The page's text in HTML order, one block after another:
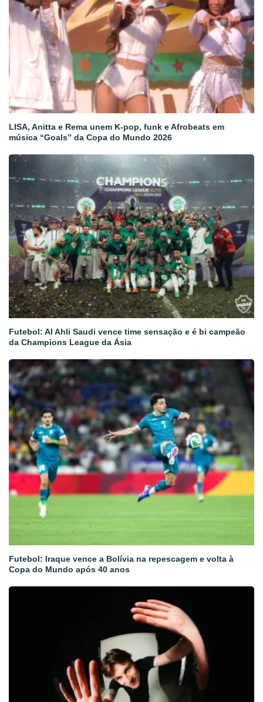
LISA, Anitta e Rema unem K-pop, funk e Afrobeats em
música “Goals” da Copa do Mundo 2026
Futebol: Al Ahli Saudi vence time sensação e é bi campeão
da Champions League da Ásia
Futebol: Iraque vence a Bolívia na repescagem e volta à
Copa do Mundo após 40 anos